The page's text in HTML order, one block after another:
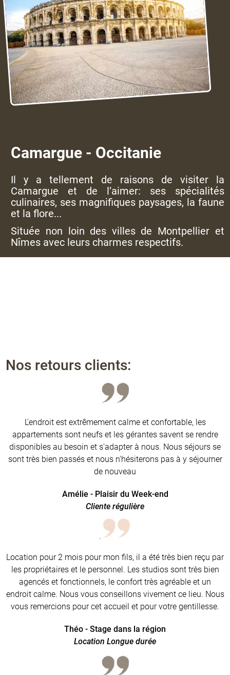
Camargue - Occitanie
Il y a tellement de raisons de visiter la
Camargue et de l’aimer: ses spécialités
culinaires, ses magnifiques paysages, la faune
et la flore...
Située non loin des villes de Montpellier et
Nîmes avec leurs charmes respectifs.
Nos retours clients:
L'endroit est extrêmement calme et confortable, les
appartements sont neufs et les gérantes savent se rendre
disponibles au besoin et s'adapter à nous. Nous séjours se
sont très bien passés et nous n'hésiterons pas à y séjourner
de nouveau
Amélie - Plaisir du Week-end
Cliente régulière
Location pour 2 mois pour mon fils, il a été très bien reçu par
les propriétaires et le personnel. Les studios sont très bien
agencés et fonctionnels, le confort très agréable et un
endroit calme. Nous vous conseillons vivement ce lieu. Nous
vous remercions pour cet accueil et pour votre gentillesse.
Théo - Stage dans la région
Location Longue durée